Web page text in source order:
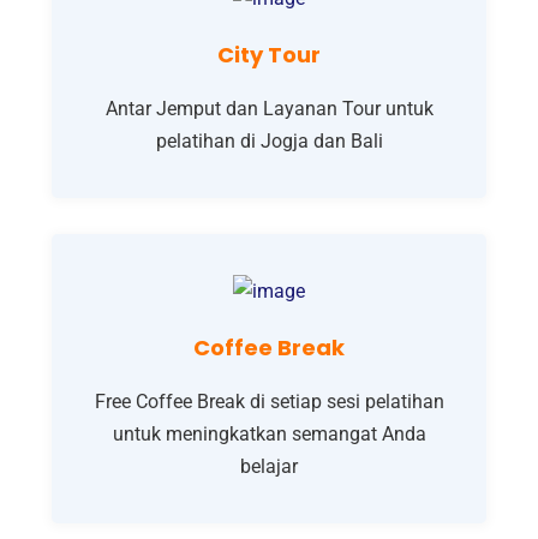
City Tour
Antar Jemput dan Layanan Tour untuk
pelatihan di Jogja dan Bali
Coffee Break
Free Coffee Break di setiap sesi pelatihan
untuk meningkatkan semangat Anda
belajar